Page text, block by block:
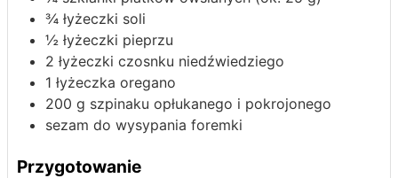
¾ łyżeczki soli
½ łyżeczki pieprzu
2 łyżeczki czosnku niedźwiedziego
1 łyżeczka oregano
200 g szpinaku opłukanego i pokrojonego
sezam do wysypania foremki
Przygotowanie